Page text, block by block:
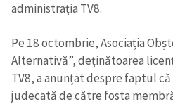
administrația TV8.
Pe 18 octombrie, Asociația
Alternativă”, deținătoarea
TV8, a anunțat despre faptul
judecată de către fosta